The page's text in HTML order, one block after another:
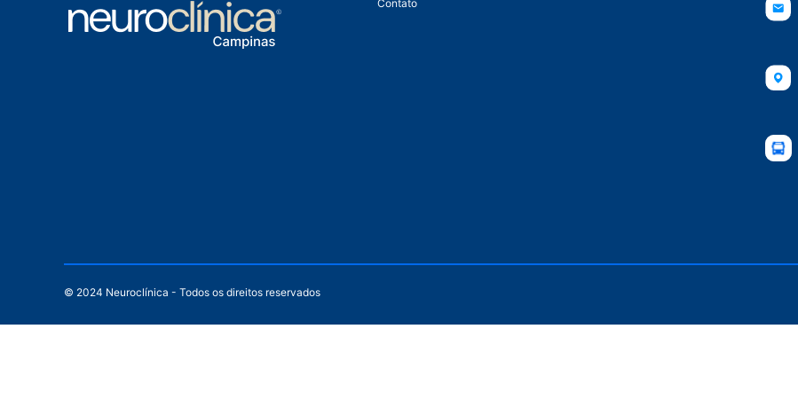
Contato
© 2024 Neuroclínica - Todos os direitos reservados